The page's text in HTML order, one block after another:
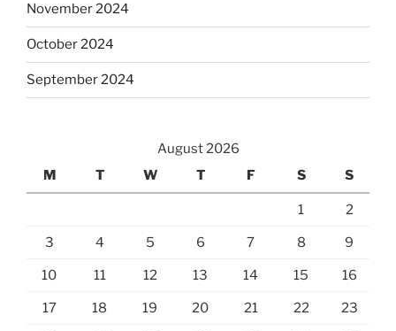
November 2024
October 2024
September 2024
August 2026
M
T W T F S S
1 2
3 4 5 6 7 8 9
10 11 12 13 14 15 16
17 18 19 20 21 22 23